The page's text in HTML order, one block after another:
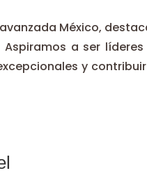
México,
a ser
y